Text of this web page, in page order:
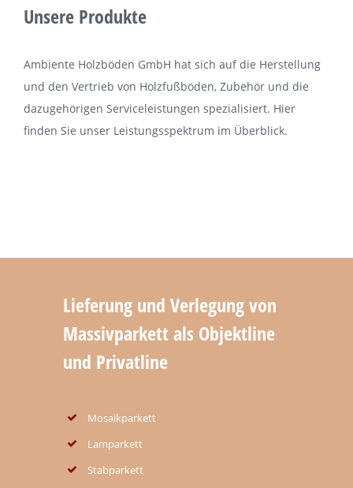
Unsere Produkte
Ambiente Holzböden GmbH hat sich auf die Herstellung
und den Vertrieb von Holzfußböden, Zubehör und die
dazugehörigen Serviceleistungen spezialisiert. Hier
finden Sie unser Leistungsspektrum im Überblick.
Lieferung und Verlegung von
Massivparkett als Objektline
und Privatline
Mosaikparkett
Lamparkett
Stabparkett